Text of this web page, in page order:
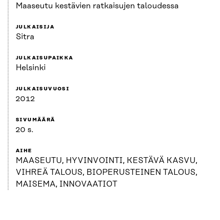
Maaseutu kestävien ratkaisujen taloudessa
JULKAISIJA
Sitra
JULKAISUPAIKKA
Helsinki
JULKAISUVUOSI
2012
SIVUMÄÄRÄ
20 s.
AIHE
MAASEUTU, HYVINVOINTI, KESTÄVÄ KASVU,
VIHREÄ TALOUS, BIOPERUSTEINEN TALOUS,
MAISEMA, INNOVAATIOT